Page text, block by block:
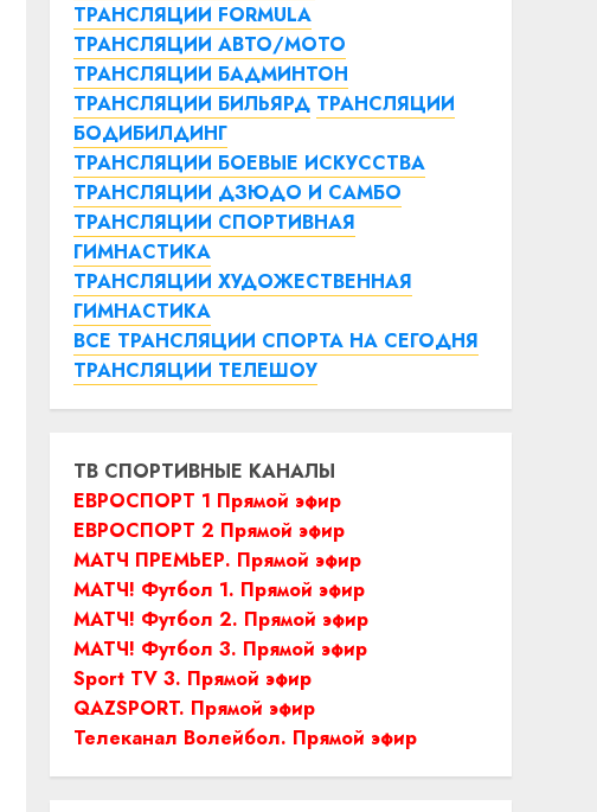
ТРАНСЛЯЦИИ FORMULA
ТРАНСЛЯЦИИ АВТО/МОТО
ТРАНСЛЯЦИИ БАДМИНТОН
ТРАНСЛЯЦИИ БИЛЬЯРД ТРАНСЛЯЦИИ
БОДИБИЛДИНГ
ТРАНСЛЯЦИИ БОЕВЫЕ ИСКУССТВА
ТРАНСЛЯЦИИ ДЗЮДО И САМБО
ТРАНСЛЯЦИИ СПОРТИВНАЯ
ГИМНАСТИКА
ТРАНСЛЯЦИИ ХУДОЖЕСТВЕННАЯ
ГИМНАСТИКА
ВСЕ ТРАНСЛЯЦИИ СПОРТА НА СЕГОДНЯ
ТРАНСЛЯЦИИ ТЕЛЕШОУ
ТВ СПОРТИВНЫЕ КАНАЛЫ
ЕВРОСПОРТ 1 Прямой эфир
ЕВРОСПОРТ 2 Прямой эфир
МАТЧ ПРЕМЬЕР. Прямой эфир
МАТЧ! Футбол 1. Прямой эфир
МАТЧ! Футбол 2. Прямой эфир
МАТЧ! Футбол 3. Прямой эфир
Sport TV 3. Прямой эфир
QAZSPORT. Прямой эфир
Телеканал Волейбол. Прямой эфир